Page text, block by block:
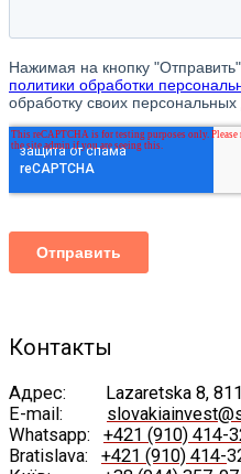
Контакты
Адрес:
Lazaretska 8,
E-mail:
Whatsapp: +421 (910) 414-
Bratislava: +421 (910) 414-